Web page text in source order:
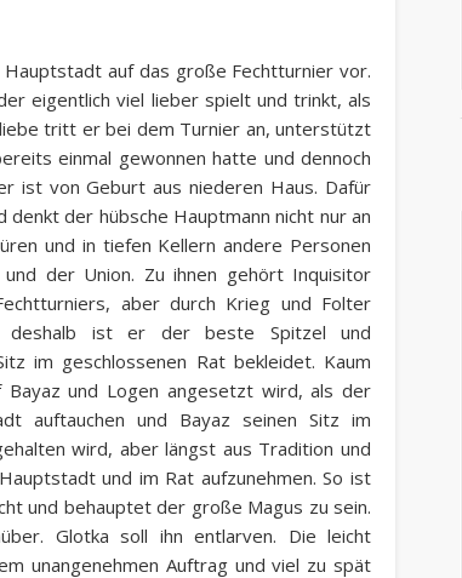
auf das große Fechtturnier vor.
eigentlich viel lieber spielt und trinkt, als
tritt er bei dem Turnier an, unterstützt
einmal gewonnen hatte und dennoch
ist von Geburt aus niederen Haus. Dafür
der hübsche Hauptmann nicht nur an
und in tiefen Kellern andere Personen
der Union. Zu ihnen gehört Inquisitor
aber durch Krieg und Folter
deshalb ist er der beste Spitzel und
im geschlossenen Rat bekleidet. Kaum
Bayaz und Logen angesetzt wird, als der
auftauchen und Bayaz seinen Sitz im
wird, aber längst aus Tradition und
und im Rat aufzunehmen. So ist
und behauptet der große Magus zu sein.
Glotka soll ihn entlarven. Die leicht
unangenehmen Auftrag und viel zu spät